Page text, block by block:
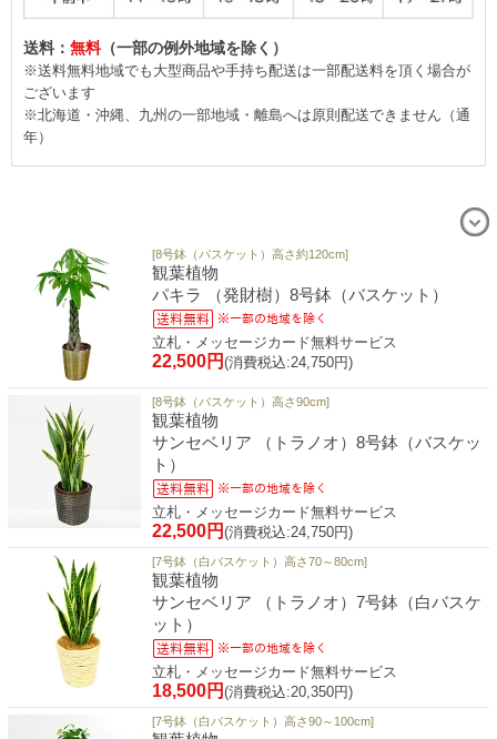
送料： 無料（一部の例外地域を除く）
※送料無料地域でも大型商品や手持ち配送は一部配送料を頂く場合が
ございます
※北海道・沖縄、九州の一部地域・離島へは原則配送できません（通
年）
[8号鉢（バスケット）高さ約120cm]
観葉植物
パキラ （発財樹）8号鉢（バスケット）
立札・メッセージカード無料サービス
22,500円 (消費税込:24,750円)
[8号鉢（バスケット）高さ90cm]
観葉植物
サンセベリア （トラノオ）8号鉢（バスケッ
ト）
立札・メッセージカード無料サービス
22,500円 (消費税込:24,750円)
[7号鉢（白バスケット）高さ70～80cm]
観葉植物
サンセベリア （トラノオ）7号鉢（白バスケ
ット）
立札・メッセージカード無料サービス
18,500円 (消費税込:20,350円)
[7号鉢（白バスケット）高さ90～100cm]